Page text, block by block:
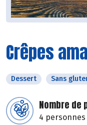
Crêpes
Dessert Sans
Nombre de
4 personnes